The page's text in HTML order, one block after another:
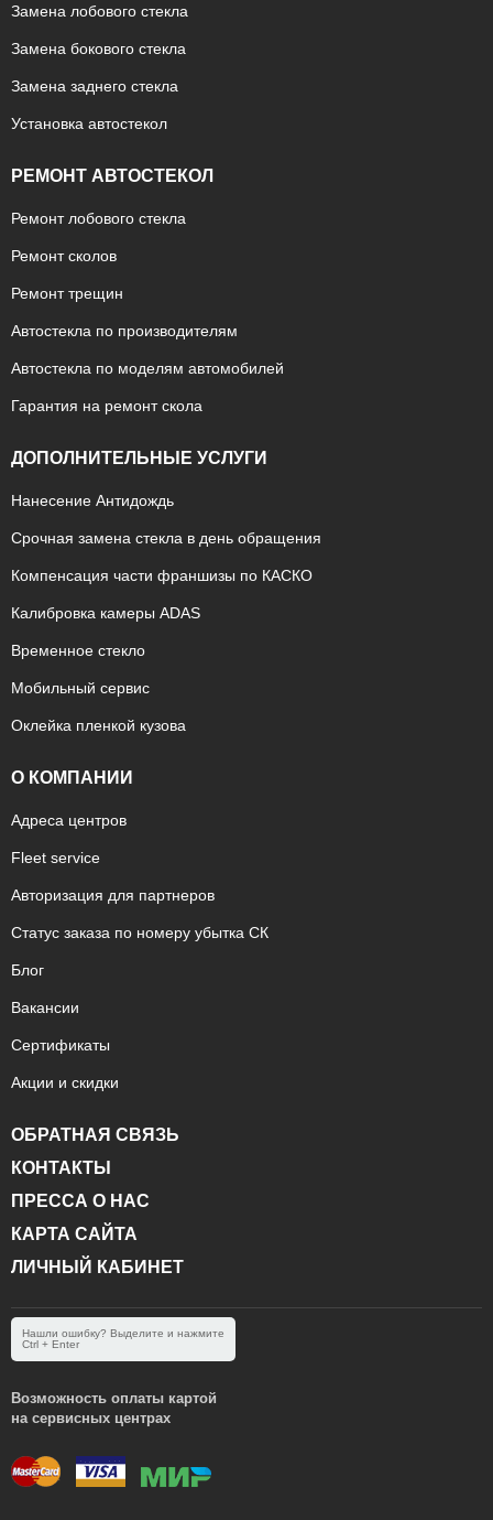
Замена лобового стекла
Замена бокового стекла
Замена заднего стекла
Установка автостекол
РЕМОНТ АВТОСТЕКОЛ
Ремонт лобового стекла
Ремонт сколов
Ремонт трещин
Автостекла по производителям
Автостекла по моделям автомобилей
Гарантия на ремонт скола
ДОПОЛНИТЕЛЬНЫЕ УСЛУГИ
Нанесение Антидождь
Срочная замена стекла в день обращения
Компенсация части франшизы по КАСКО
Калибровка камеры ADAS
Временное стекло
Мобильный сервис
Оклейка пленкой кузова
О КОМПАНИИ
Адреса центров
Fleet service
Авторизация для партнеров
Статус заказа по номеру убытка СК
Блог
Вакансии
Сертификаты
Акции и скидки
ОБРАТНАЯ СВЯЗЬ
КОНТАКТЫ
ПРЕССА О НАС
КАРТА САЙТА
ЛИЧНЫЙ КАБИНЕТ
Нашли ошибку? Выделите и нажмите
Ctrl + Enter
Возможность оплаты картой
на сервисных центрах